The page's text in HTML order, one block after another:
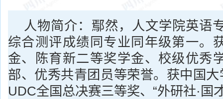
人物简介：鄢然，人文学院英语
综合测评成绩同专业同年级第一。
金、陈育新二等奖学金、校级优秀
部、优秀共青团员等荣誉。获中国
UDC全国总决赛三等奖、“外研社·国